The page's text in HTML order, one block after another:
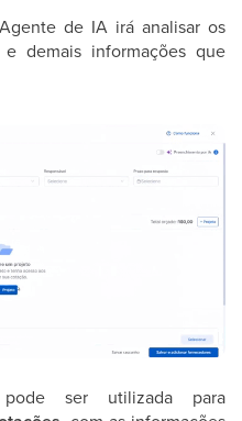
de IA irá analisar os
demais informações que
pode ser utilizada para